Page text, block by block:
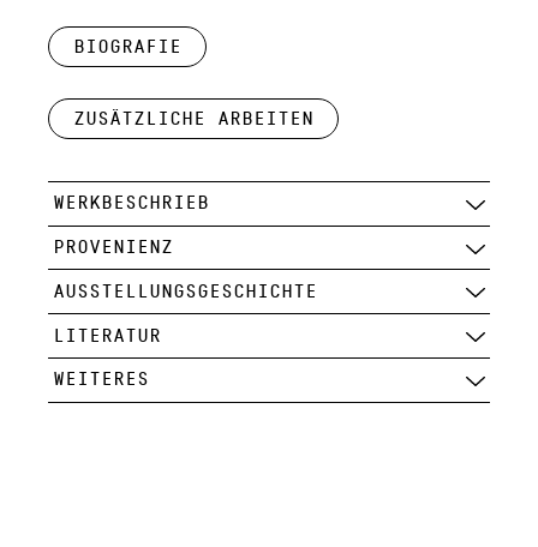
Biografie
Zusätzliche Arbeiten
WERKBESCHRIEB
PROVENIENZ
AUSSTELLUNGSGESCHICHTE
LITERATUR
WEITERES